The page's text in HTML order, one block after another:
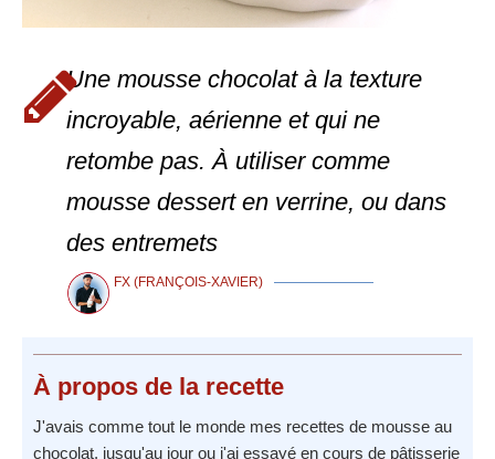
Une mousse chocolat à la texture
incroyable, aérienne et qui ne
retombe pas. À utiliser comme
mousse dessert en verrine, ou dans
des entremets
FX (FRANÇOIS-XAVIER)
À propos de la recette
J'avais comme tout le monde mes recettes de mousse au
chocolat, jusqu'au jour ou j'ai essayé en cours de pâtisserie